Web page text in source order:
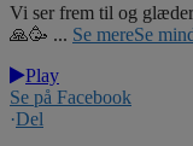
Vi ser frem til og
🙏🥳 ... Se mereSe
Play
Se på Facebook
·Del